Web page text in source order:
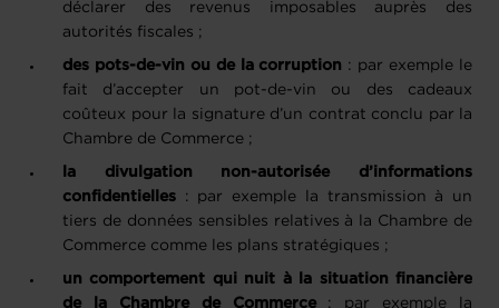
déclarer des revenus imposables auprès des
autorités fiscales ;
des pots-de-vin ou de la corruption : par exemple le
fait d’accepter un pot-de-vin ou des cadeaux
coûteux pour la signature d’un contrat conclu par la
Chambre de Commerce ;​
la divulgation non-autorisée d’informations
confidentielles : par exemple la transmission à un
tiers de données sensibles relatives à la Chambre de
Commerce comme les plans stratégiques ;
un comportement qui nuit à la situation financière
de la Chambre de Commerce : par exemple la